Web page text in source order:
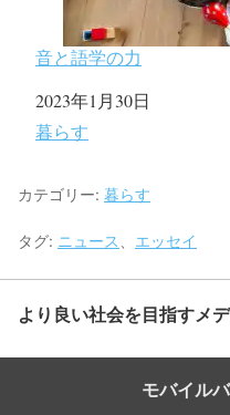
音と語学の力
日付
2023年1月30日
関連理由
暮らす
カテゴリー: 暮らす
タグ: ニュース エッセイ
より良い社会を目指すメ
モバイル